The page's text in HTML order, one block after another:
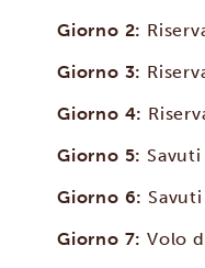
Giorno 2:
Giorno 3:
Giorno 4:
Giorno 5:
Giorno 6:
Giorno 7: Volo